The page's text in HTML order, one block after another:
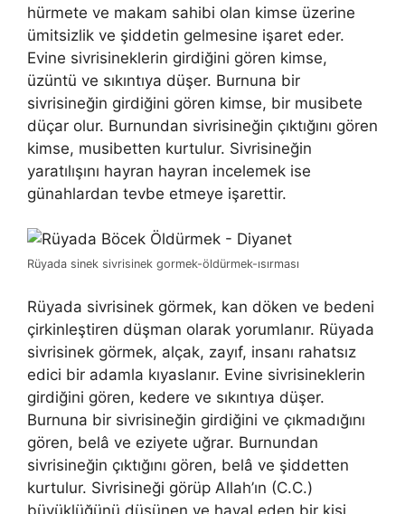
hürmete ve makam sahibi olan kimse üzerine
ümitsizlik ve şiddetin gelmesine işaret eder.
Evine sivrisineklerin girdiğini gören kimse,
üzüntü ve sıkıntıya düşer. Burnuna bir
sivrisineğin girdiğini gören kimse, bir musibete
düçar olur. Burnundan sivrisineğin çıktığını gören
kimse, musibetten kurtulur. Sivrisineğin
yaratılışını hayran hayran incelemek ise
günahlardan tevbe etmeye işarettir.
Rüyada sinek sivrisinek gormek-öldürmek-ısırması
Rüyada sivrisinek görmek, kan döken ve bedeni
çirkinleştiren düşman olarak yorumlanır. Rüyada
sivrisinek görmek, alçak, zayıf, insanı rahatsız
edici bir adamla kıyaslanır. Evine sivrisineklerin
girdiğini gören, kedere ve sıkıntıya düşer.
Burnuna bir sivrisineğin girdiğini ve çıkmadığını
gören, belâ ve eziyete uğrar. Burnundan
sivrisineğin çıktığını gören, belâ ve şiddetten
kurtulur. Sivrisineği görüp Allah’ın (C.C.)
büyüklüğünü düşünen ve hayal eden bir kişi